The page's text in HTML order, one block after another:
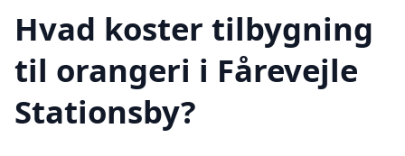
Hvad koster tilbygning
til orangeri i Fårevejle
Stationsby?